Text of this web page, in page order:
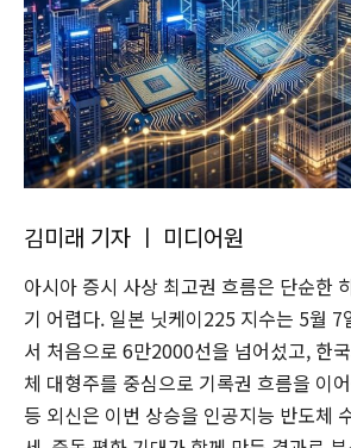
김미래 기자 ㅣ 미디어원
아시아 증시 사상 최고권 흐름은 단순한
기 어렵다. 일본 닛케이225 지수는 5월 7
서 처음으로 6만2000선을 넘어섰고, 한
체 대형주를 중심으로 기록권 흐름을 이
등 외신은 이번 상승을 인공지능 반도체